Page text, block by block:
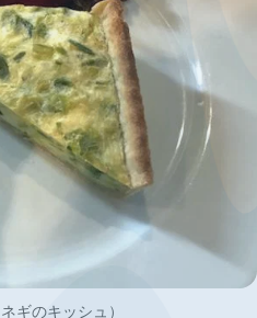
ギのキッシュ）